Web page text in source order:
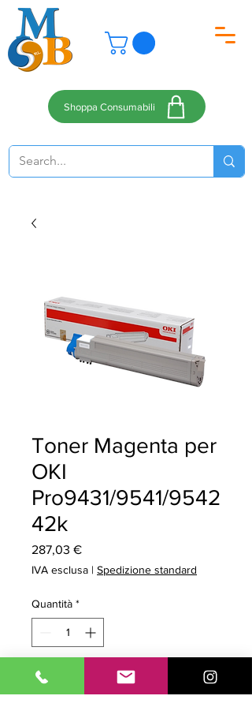
Shoppa Consumabili
Toner Magenta per
OKI
Pro9431/9541/9542
42k
287,03 €Prezzo
IVA esclusa | Spedizione standard
Quantità *
Aggiungi al carrello